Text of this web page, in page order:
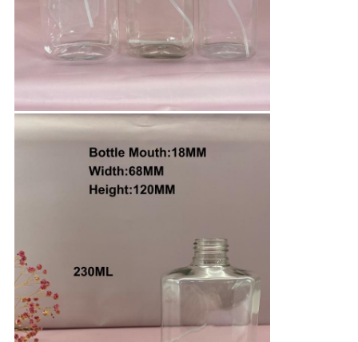
Оставьте сообщение
Мы скоро тебе перезвоним!